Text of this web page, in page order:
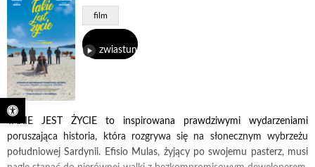
Otwórz pasek narzędzi
film
zwiastun
TAKIE JEST ŻYCIE to inspirowana prawdziwymi wydarzeniami
poruszająca historia, która rozgrywa się na słonecznym wybrzeżu
południowej Sardynii. Efisio Mulas, żyjący po swojemu pasterz, musi